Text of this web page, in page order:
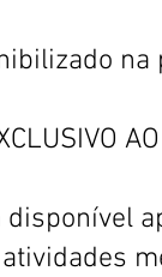
AO
disponível